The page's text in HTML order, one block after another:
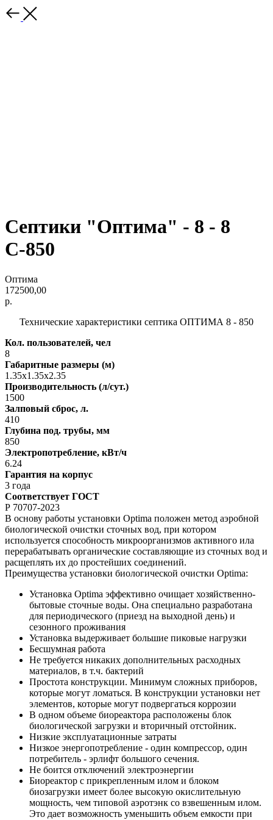
Септики "Оптима" - 8 - 8
С-850
Оптима
172500,00
р.
Технические характеристики септика ОПТИМА 8 - 850
Кол. пользователей, чел
8
Габаритные размеры (м)
1.35х1.35х2.35
Производительность (л/сут.)
1500
Залповый сброс, л.
410
Глубина под. трубы, мм
850
Электропотребление, кВт/ч
6.24
Гарантия на корпус
3 года
Соответствует ГОСТ
Р 70707-2023
В основу работы установки Optima положен метод аэробной
биологической очистки сточных вод, при котором
используется способность микроорганизмов активного ила
перерабатывать органические составляющие из сточных вод и
расщеплять их до простейших соединений.
Преимущества установки биологической очистки Optima:
Установка Optima эффективно очищает хозяйственно-
бытовые сточные воды. Она специально разработана
для периодического (приезд на выходной день) и
сезонного проживания
Установка выдерживает большие пиковые нагрузки
Бесшумная работа
Не требуется никаких дополнительных расходных
материалов, в т.ч. бактерий
Простота конструкции. Минимум сложных приборов,
которые могут ломаться. В конструкции установки нет
элементов, которые могут подвергаться коррозии
В одном объеме биореактора расположены блок
биологической загрузки и вторичный отстойник.
Низкие эксплуатационные затраты
Низкое энергопотребление - один компрессор, один
потребитель - эрлифт большого сечения.
Не боится отключений электроэнергии
Биореактор с прикрепленным илом и блоком
биозагрузки имеет более высокую окислительную
мощность, чем типовой аэротэнк со взвешенным илом.
Это дает возможность уменьшить объем емкости при